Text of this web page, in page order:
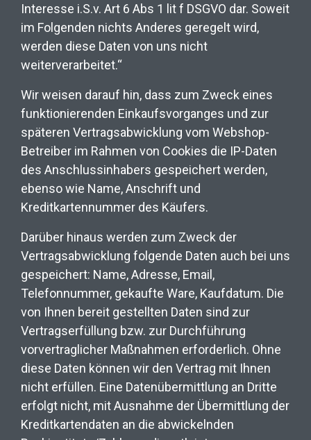
Interesse i.S.v. Art 6 Abs 1 lit f DSGVO dar. Soweit
im Folgenden nichts Anderes geregelt wird,
werden diese Daten von uns nicht
weiterverarbeitet.“
Wir weisen darauf hin, dass zum Zweck eines
funktionierenden Einkaufsvorganges und zur
späteren Vertragsabwicklung vom Webshop-
Betreiber im Rahmen von Cookies die IP-Daten
des Anschlussinhabers gespeichert werden,
ebenso wie Name, Anschrift und
Kreditkartennummer des Käufers.
Darüber hinaus werden zum Zweck der
Vertragsabwicklung folgende Daten auch bei uns
gespeichert: Name, Adresse, Email,
Telefonnummer, gekaufte Ware, Kaufdatum. Die
von Ihnen bereit gestellten Daten sind zur
Vertragserfüllung bzw. zur Durchführung
vorvertraglicher Maßnahmen erforderlich. Ohne
diese Daten können wir den Vertrag mit Ihnen
nicht erfüllen. Eine Datenübermittlung an Dritte
erfolgt nicht, mit Ausnahme der Übermittlung der
Kreditkartendaten an die abwickelnden